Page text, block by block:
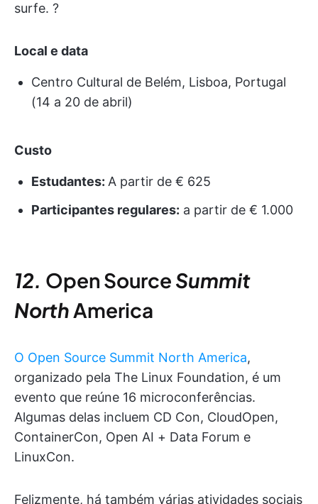
surfe. ?
Local e data
Centro Cultural de Belém, Lisboa, Portugal
(14 a 20 de abril)
Custo
Estudantes: A partir de € 625
Participantes regulares: a partir de € 1.000
12. Open Source Summit
NorthAmerica
O Open Source Summit North America,
organizado pela The Linux Foundation, é um
evento que reúne 16 microconferências.
Algumas delas incluem CD Con, CloudOpen,
ContainerCon, Open AI + Data Forum e
LinuxCon.
Felizmente, há também várias atividades sociais